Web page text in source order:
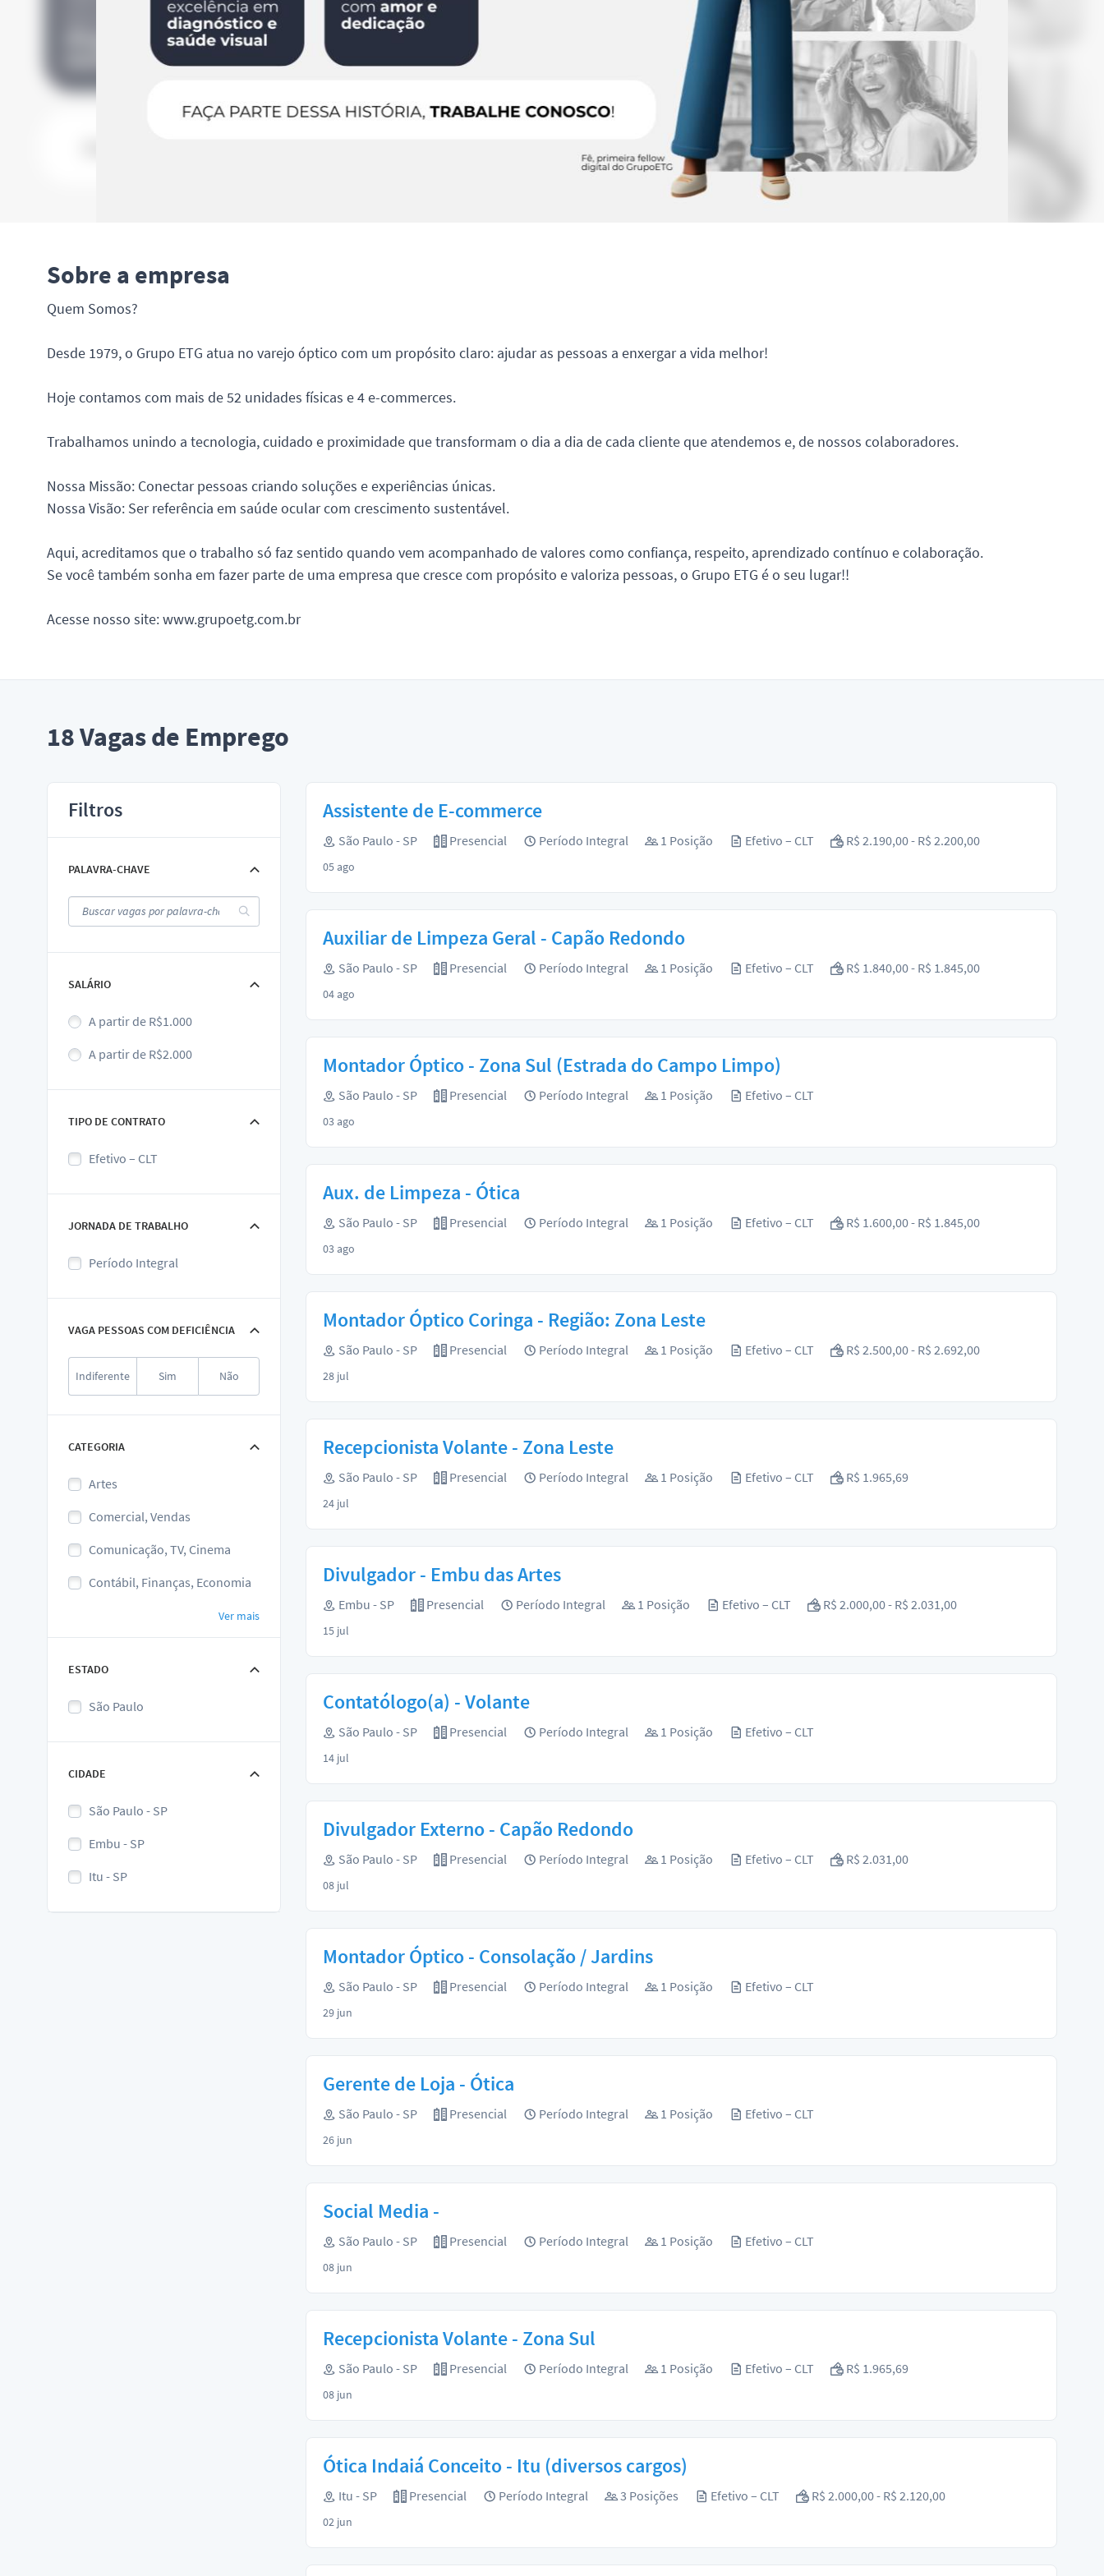
Sobre a empresa
Quem Somos?
Desde 1979, o Grupo ETG atua no varejo óptico com um propósito claro: ajudar as pessoas a enxergar a vida melhor!
Hoje contamos com mais de 52 unidades físicas e 4 e-commerces.
Trabalhamos unindo a tecnologia, cuidado e proximidade que transformam o dia a dia de cada cliente que atendemos e, de nossos colaboradores.
Nossa Missão: Conectar pessoas criando soluções e experiências únicas.
Nossa Visão: Ser referência em saúde ocular com crescimento sustentável.
Aqui, acreditamos que o trabalho só faz sentido quando vem acompanhado de valores como confiança, respeito, aprendizado contínuo e colaboração.
Se você também sonha em fazer parte de uma empresa que cresce com propósito e valoriza pessoas, o Grupo ETG é o seu lugar!!
Acesse nosso site: www.grupoetg.com.br
18Vagas de Emprego
Filtros
PALAVRA-CHAVE
SALÁRIO
A partir de R$1.000
A partir de R$2.000
TIPO DE CONTRATO
Efetivo – CLT
JORNADA DE TRABALHO
Período Integral
VAGA PESSOAS COM DEFICIÊNCIA
Indiferente Sim Não
CATEGORIA
Artes
Comercial, Vendas
Comunicação, TV, Cinema
Contábil, Finanças, Economia
Ver mais
ESTADO
São Paulo
CIDADE
São Paulo - SP
Embu - SP
Itu - SP
Assistente de E-commerce
São Paulo - SP Presencial Período Integral 1 Posição Efetivo – CLT R$ 2.190,00 - R$ 2.200,00
05 ago
Auxiliar de Limpeza Geral - Capão Redondo
São Paulo - SP Presencial Período Integral 1 Posição Efetivo – CLT R$ 1.840,00 - R$ 1.845,00
04 ago
Montador Óptico - Zona Sul (Estrada do Campo Limpo)
São Paulo - SP Presencial Período Integral 1 Posição Efetivo – CLT
03 ago
Aux. de Limpeza - Ótica
São Paulo - SP Presencial Período Integral 1 Posição Efetivo – CLT R$ 1.600,00 - R$ 1.845,00
03 ago
Montador Óptico Coringa - Região: Zona Leste
São Paulo - SP Presencial Período Integral 1 Posição Efetivo – CLT R$ 2.500,00 - R$ 2.692,00
28 jul
Recepcionista Volante - Zona Leste
São Paulo - SP Presencial Período Integral 1 Posição Efetivo – CLT R$ 1.965,69
24 jul
Divulgador - Embu das Artes
Embu - SP Presencial Período Integral 1 Posição Efetivo – CLT R$ 2.000,00 - R$ 2.031,00
15 jul
Contatólogo(a) - Volante
São Paulo - SP Presencial Período Integral 1 Posição Efetivo – CLT
14 jul
Divulgador Externo - Capão Redondo
São Paulo - SP Presencial Período Integral 1 Posição Efetivo – CLT R$ 2.031,00
08 jul
Montador Óptico - Consolação / Jardins
São Paulo - SP Presencial Período Integral 1 Posição Efetivo – CLT
29 jun
Gerente de Loja - Ótica
São Paulo - SP Presencial Período Integral 1 Posição Efetivo – CLT
26 jun
Social Media -
São Paulo - SP Presencial Período Integral 1 Posição Efetivo – CLT
08 jun
Recepcionista Volante - Zona Sul
São Paulo - SP Presencial Período Integral 1 Posição Efetivo – CLT R$ 1.965,69
08 jun
Ótica Indaiá Conceito - Itu (diversos cargos)
Itu - SP Presencial Período Integral 3 Posições Efetivo – CLT R$ 2.000,00 - R$ 2.120,00
02 jun